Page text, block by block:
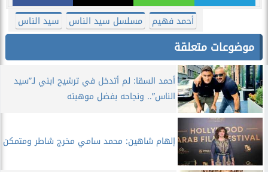
أحمد فهيم مسلسل سيد الناس سيد الناس
موضوعات متعلقة
أحمد السقا: لم أتدخل في ترشيح ابني لـ”سيد
الناس”.. ونجاحه بفضل موهبته
إلهام شاهين: محمد سامي مخرج شاطر ومتمكن